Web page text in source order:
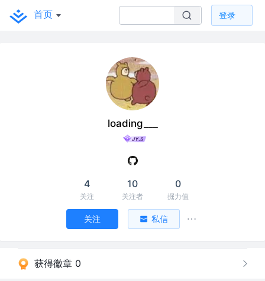
首页 登录
loading___
4
关注
10
关注者
0
掘力值
关注 私信
获得徽章 0